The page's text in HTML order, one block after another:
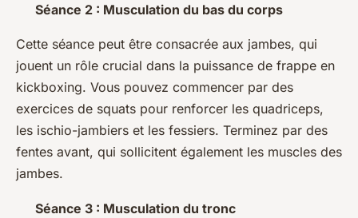
Séance 2 : Musculation du bas du corps
Cette séance peut être consacrée aux jambes, qui
jouent un rôle crucial dans la puissance de frappe en
kickboxing. Vous pouvez commencer par des
exercices de squats pour renforcer les quadriceps,
les ischio-jambiers et les fessiers. Terminez par des
fentes avant, qui sollicitent également les muscles des
jambes.
Séance 3 : Musculation du tronc